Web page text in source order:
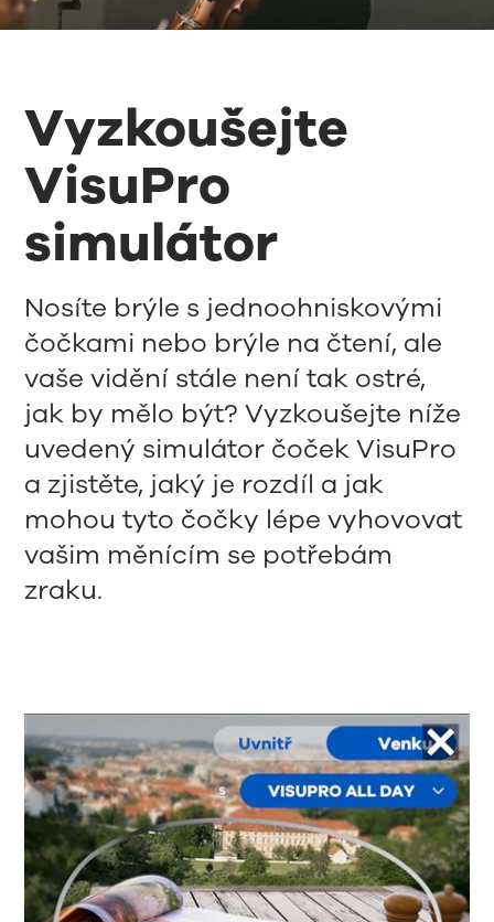
Vyzkoušejte
VisuPro
simulátor
Nosíte brýle s jednoohniskovými
čočkami nebo brýle na čtení, ale
vaše vidění stále není tak ostré,
jak by mělo být? Vyzkoušejte níže
uvedený simulátor čoček VisuPro
a zjistěte, jaký je rozdíl a jak
mohou tyto čočky lépe vyhovovat
vašim měnícím se potřebám
zraku.